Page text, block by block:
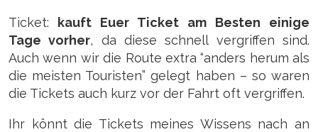
Ticket: kauft Euer Ticket am Besten einige
Tage vorher, da diese schnell vergriffen sind.
Auch wenn wir die Route extra “anders herum als
die meisten Touristen” gelegt haben – so waren
die Tickets auch kurz vor der Fahrt oft vergriffen.
Ihr könnt die Tickets meines Wissens nach an